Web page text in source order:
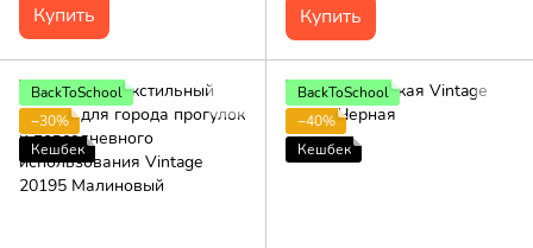
Купить Купить
BackToSchool
−30%
Кешбек
BackToSchool
−40%
Кешбек